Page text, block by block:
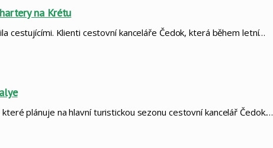
na Krétu
cestujícími. Klienti cestovní kanceláře Čedok, která během letní…
plánuje na hlavní turistickou sezonu cestovní kancelář Čedok.…